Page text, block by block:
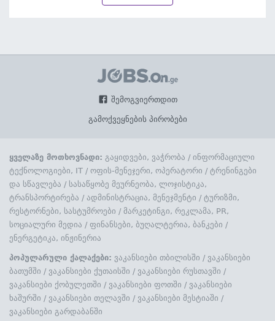
შემოგვიერთდით
გამოქვეყნების პირობები
ყველაზე მოთხოვნადი: გაყიდვები, ვაჭრობა / ინფორმაციული
ტექნოლოგიები, IT / ოფის-მენეჯერი, ოპერატორი / ტრენინგები
და სწავლება / სასაწყობე მეურნეობა, ლოჯისტიკა,
ტრანსპორტირება / ადმინისტრაცია, მენეჯმენტი / ტურიზმი,
რესტორნები, სასტუმროები / მარკეტინგი, რეკლამა, PR,
სოციალური მედია / ფინანსები, ბუღალტერია, ბანკები /
ენერგეტიკა, ინჟინერია
პოპულარული ქალაქები: ვაკანსიები თბილისში / ვაკანსიები
ბათუმში / ვაკანსიები ქუთაისში / ვაკანსიები რუსთავში /
ვაკანსიები ქობულეთში / ვაკანსიები ფოთში / ვაკანსიები
ხაშურში / ვაკანსიები თელავში / ვაკანსიები მესტიაში /
ვაკანსიები გარდაბანში